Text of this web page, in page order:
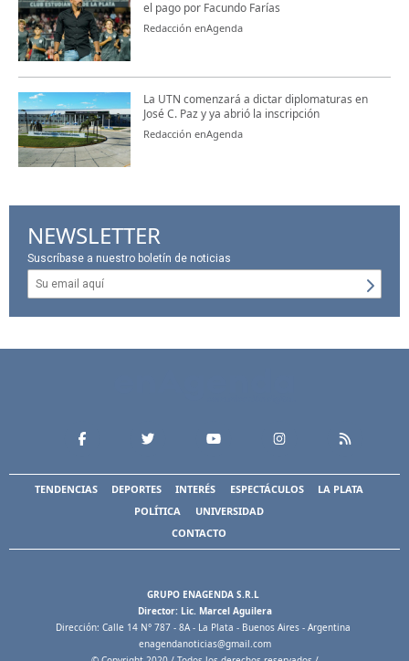
el pago por Facundo Farías
Redacción enAgenda
La UTN comenzará a dictar diplomaturas en
José C. Paz y ya abrió la inscripción
Redacción enAgenda
NEWSLETTER
Suscríbase a nuestro boletín de noticias
TENDENCIAS DEPORTES INTERÉS ESPECTÁCULOS
LA PLATA
POLÍTICA
UNIVERSIDAD
CONTACTO
GRUPO ENAGENDA S.R.L
Director: Lic. Marcel Aguilera
Dirección: Calle 14 N° 787 - 8A - La Plata - Buenos Aires - Argentina
enagendanoticias@gmail.com